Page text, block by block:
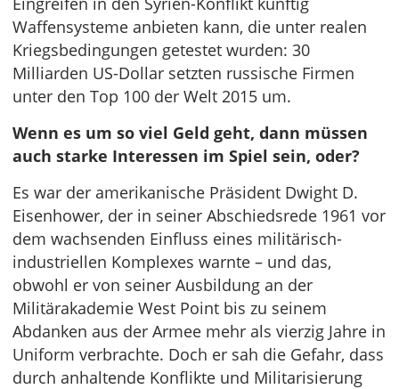
Waffensysteme anbieten kann, die unter realen
Kriegsbedingungen getestet wurden: 30
Milliarden US-Dollar setzten russische Firmen
unter den Top 100 der Welt 2015 um.
Wenn es um so viel Geld geht, dann müssen
auch starke Interessen im Spiel sein, oder?
Es war der amerikanische Präsident Dwight D.
Eisenhower, der in seiner Abschiedsrede 1961 vor
dem wachsenden Einfluss eines militärisch-
industriellen Komplexes warnte – und das,
obwohl er von seiner Ausbildung an der
Militärakademie West Point bis zu seinem
Abdanken aus der Armee mehr als vierzig Jahre in
Uniform verbrachte. Doch er sah die Gefahr, dass
durch anhaltende Konflikte und Militarisierung